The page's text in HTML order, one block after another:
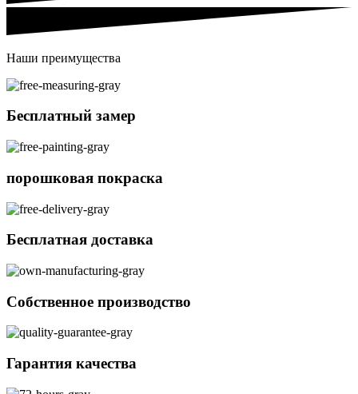
Наши преимущества
Бесплатный замер
порошковая покраска
Бесплатная доставка
Собственное производство
Гарантия качества